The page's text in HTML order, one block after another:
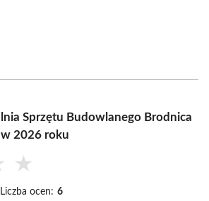
Sprzętu Budowlanego Brodnica
2026 roku
★
Liczba ocen: 6